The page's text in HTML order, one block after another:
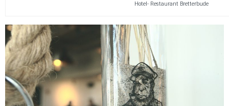
Hotel- Restaurant Bretterbude